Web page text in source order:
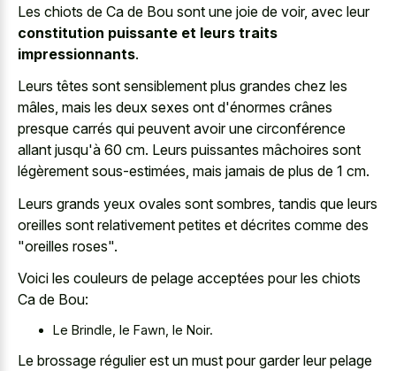
Les chiots de Ca de Bou sont une joie de voir, avec leur
constitution puissante et leurs traits
impressionnants.
Leurs têtes sont sensiblement plus grandes chez les
mâles, mais les deux sexes ont d'énormes crânes
presque carrés qui peuvent avoir une circonférence
allant jusqu'à 60 cm. Leurs puissantes mâchoires sont
légèrement sous-estimées, mais jamais de plus de 1 cm.
Leurs grands yeux ovales sont sombres, tandis que leurs
oreilles sont relativement petites et décrites comme des
"oreilles roses".
Voici les couleurs de pelage acceptées pour les chiots
Ca de Bou:
Le Brindle, le Fawn, le Noir.
Le brossage régulier est un must pour garder leur pelage